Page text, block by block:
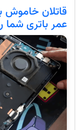
قاتلان خاموش
عمر باتری شما